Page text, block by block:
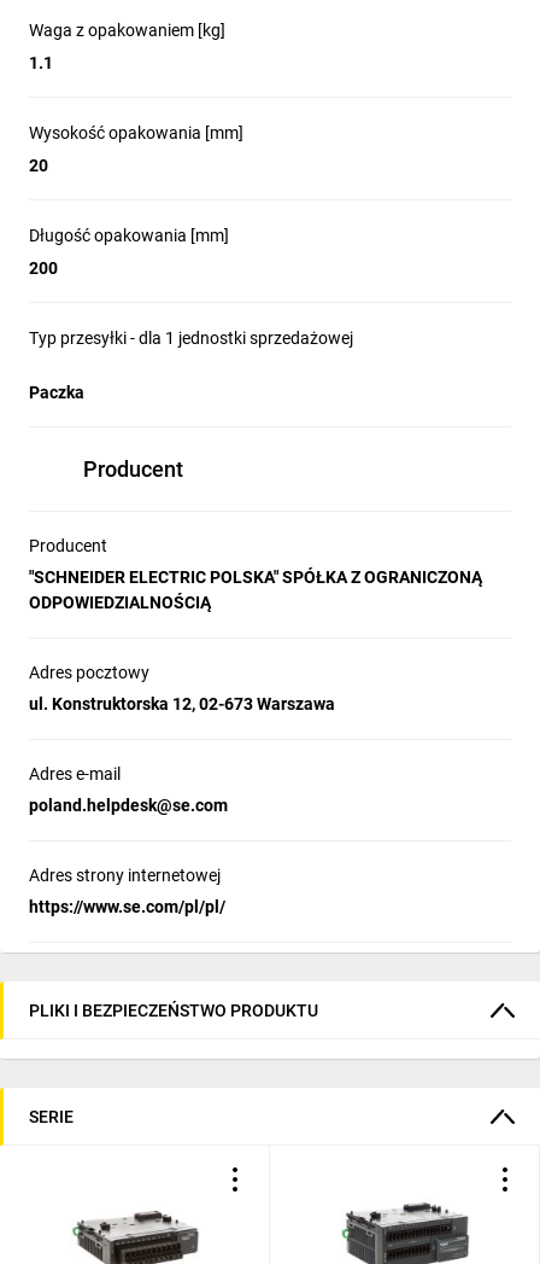
Waga z opakowaniem [kg]
1.1
Wysokość opakowania [mm]
20
Długość opakowania [mm]
200
Typ przesyłki - dla 1 jednostki sprzedażowej
Paczka
Producent
Producent
"SCHNEIDER ELECTRIC POLSKA" SPÓŁKA Z OGRANICZONĄ
ODPOWIEDZIALNOŚCIĄ
Adres pocztowy
ul. Konstruktorska 12, 02-673 Warszawa
Adres e-mail
poland.helpdesk@se.com
Adres strony internetowej
https://www.se.com/pl/pl/
PLIKI I BEZPIECZEŃSTWO PRODUKTU
SERIE